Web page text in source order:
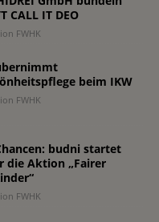
CALL IT DEO
FWHK
beim IKW
FWHK
budni startet
die Aktion „Fairer
FWHK